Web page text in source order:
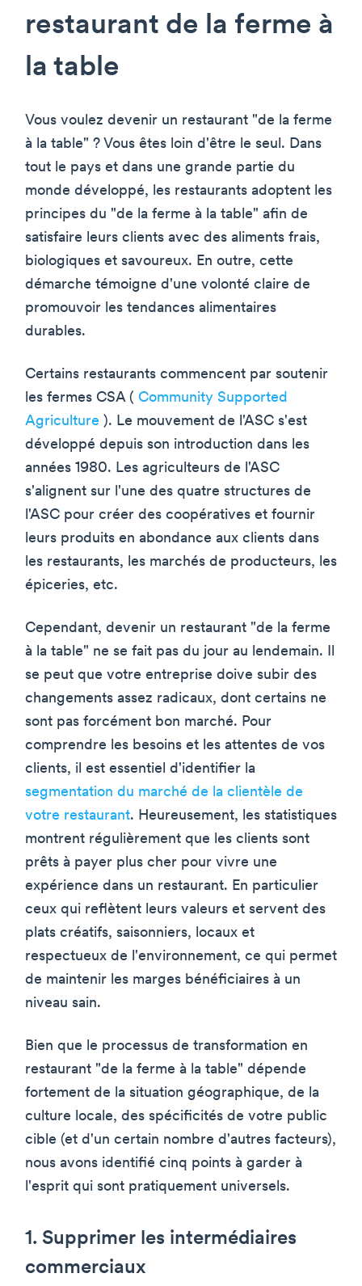
restaurant de la ferme à
la table
Vous voulez devenir un restaurant "de la ferme
à la table" ? Vous êtes loin d'être le seul. Dans
tout le pays et dans une grande partie du
monde développé, les restaurants adoptent les
principes du "de la ferme à la table" afin de
satisfaire leurs clients avec des aliments frais,
biologiques et savoureux. En outre, cette
démarche témoigne d'une volonté claire de
promouvoir les tendances alimentaires
durables.
Certains restaurants commencent par soutenir
les fermes CSA ( Community Supported
Agriculture ). Le mouvement de l'ASC s'est
développé depuis son introduction dans les
années 1980. Les agriculteurs de l'ASC
s'alignent sur l'une des quatre structures de
l'ASC pour créer des coopératives et fournir
leurs produits en abondance aux clients dans
les restaurants, les marchés de producteurs, les
épiceries, etc.
Cependant, devenir un restaurant "de la ferme
à la table" ne se fait pas du jour au lendemain. Il
se peut que votre entreprise doive subir des
changements assez radicaux, dont certains ne
sont pas forcément bon marché. Pour
comprendre les besoins et les attentes de vos
clients, il est essentiel d'identifier la
segmentation du marché de la clientèle de
votre restaurant. Heureusement, les statistiques
montrent régulièrement que les clients sont
prêts à payer plus cher pour vivre une
expérience dans un restaurant. En particulier
ceux qui reflètent leurs valeurs et servent des
plats créatifs, saisonniers, locaux et
respectueux de l'environnement, ce qui permet
de maintenir les marges bénéficiaires à un
niveau sain.
Bien que le processus de transformation en
restaurant "de la ferme à la table" dépende
fortement de la situation géographique, de la
culture locale, des spécificités de votre public
cible (et d'un certain nombre d'autres facteurs),
nous avons identifié cinq points à garder à
l'esprit qui sont pratiquement universels.
1. Supprimer les intermédiaires
commerciaux